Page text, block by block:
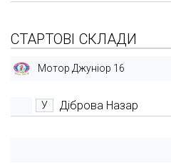
СТАРТОВІ СКЛАДИ
Мотор Джуніор 16
У Діброва Назар